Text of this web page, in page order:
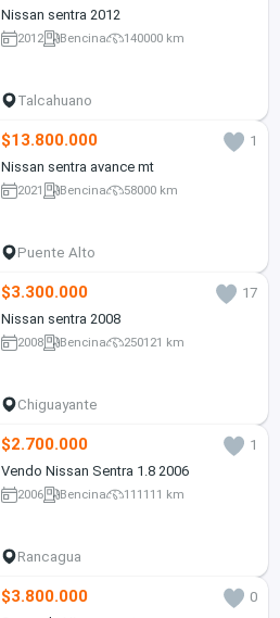
Nissan sentra 2012
2012 Bencina 140000 km
Talcahuano
$13.800.000
1
Nissan sentra avance mt
2021 Bencina 58000 km
Puente Alto
$3.300.000
17
Nissan sentra 2008
2008 Bencina 250121 km
Chiguayante
$2.700.000
1
Vendo Nissan Sentra 1.8 2006
2006 Bencina 111111 km
Rancagua
$3.800.000
0